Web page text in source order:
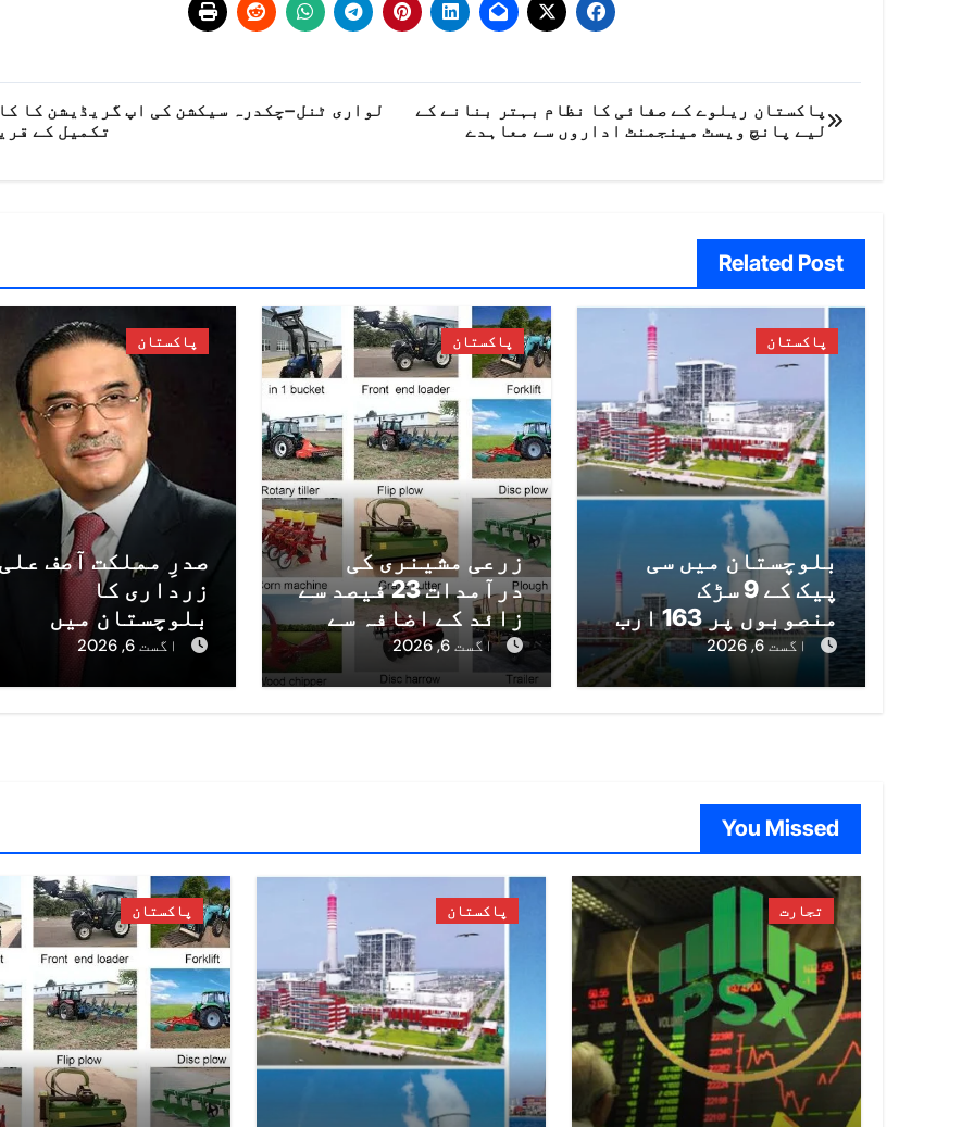
پوسٹوں
کی
پاکستان ریلوے کے صفائی کا نظام بہتر بنانے کے
لیے پانچ ویسٹ مینجمنٹ اداروں سے معاہدے
لواری ٹنل–چکدرہ سیکشن کی اپ گریڈیشن کا
تکمیل کے
Related Post
پاکستان
بلوچستان میں سی
پیک کے 9 سڑک
منصوبوں پر 163 ارب
روپے سے زائد خرچ
اگست 6, 2026
پاکستان
زرعی مشینری کی
درآمدات 23 فیصد سے
زائد کے اضافہ سے
135.3 ملین ڈالر تک
پہنچ گئیں
اگست 6, 2026
پاکستان
صدرِ مملکت آصف علی
زرداری کا
بلوچستان میں
کامیاب انٹیلی جنس
اگست 6, 2026
You Missed
تجارت پاکستان پاکستان